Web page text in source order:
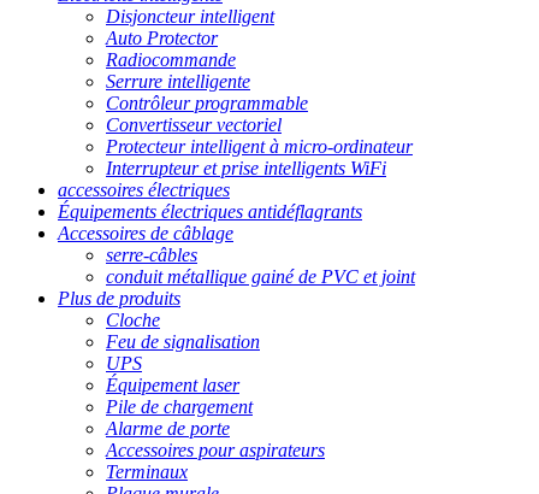
Disjoncteur intelligent
Auto Protector
Radiocommande
Serrure intelligente
Contrôleur programmable
Convertisseur vectoriel
Protecteur intelligent à micro-ordinateur
Interrupteur et prise intelligents WiFi
accessoires électriques
Équipements électriques antidéflagrants
Accessoires de câblage
serre-câbles
conduit métallique gainé de PVC et joint
Plus de produits
Cloche
Feu de signalisation
UPS
Équipement laser
Pile de chargement
Alarme de porte
Accessoires pour aspirateurs
Terminaux